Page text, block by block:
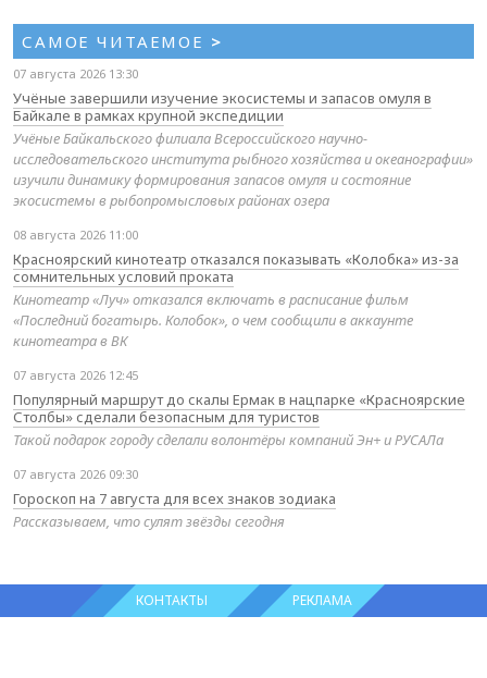
САМОЕ ЧИТАЕМОЕ >
07 августа 2026 13:30
Учёные завершили изучение экосистемы и запасов омуля в
Байкале в рамках крупной экспедиции
Учёные Байкальского филиала Всероссийского научно-
исследовательского института рыбного хозяйства и океанографии»
изучили динамику формирования запасов омуля и состояние
экосистемы в рыбопромысловых районах озера
08 августа 2026 11:00
Красноярский кинотеатр отказался показывать «Колобка» из-за
сомнительных условий проката
Кинотеатр «Луч» отказался включать в расписание фильм
«Последний богатырь. Колобок», о чем сообщили в аккаунте
кинотеатра в ВК
07 августа 2026 12:45
Популярный маршрут до скалы Ермак в нацпарке «Красноярские
Столбы» сделали безопасным для туристов
Такой подарок городу сделали волонтёры компаний Эн+ и РУСАЛа
07 августа 2026 09:30
Гороскоп на 7 августа для всех знаков зодиака
Рассказываем, что сулят звёзды сегодня
КОНТАКТЫ РЕКЛАМА